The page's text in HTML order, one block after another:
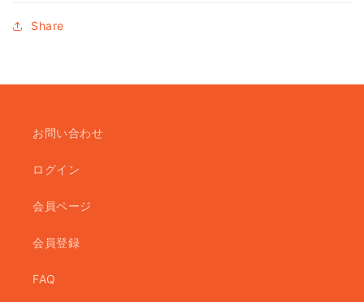
Share
お問い合わせ
ログイン
会員ページ
会員登録
FAQ